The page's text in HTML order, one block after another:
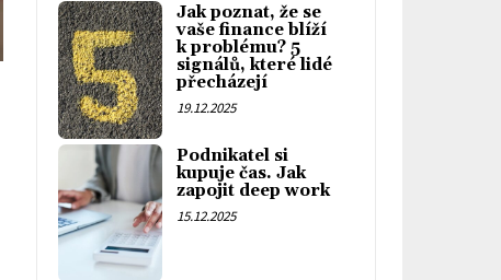
Jak poznat, že se
vaše finance blíží
k problému? 5
signálů, které lidé
přecházejí
19.12.2025
Podnikatel si
kupuje čas. Jak
zapojit deep work
15.12.2025